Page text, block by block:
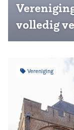
volledig
Vereniging